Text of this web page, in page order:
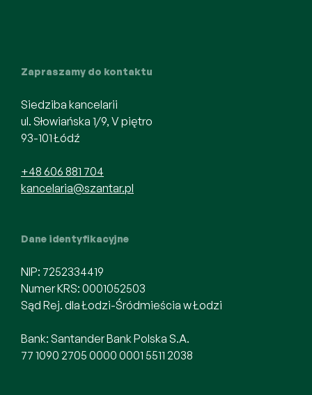
Zapraszamy do kontaktu
Siedziba kancelarii
ul. Słowiańska 1/9, V piętro
93-101 Łódź
+48 606 881 704
kancelaria@szantar.pl
Dane identyfikacyjne
NIP: 7252334419
Numer KRS: 0001052503
Sąd Rej. dla Łodzi-Śródmieścia w Łodzi
Bank: Santander Bank Polska S.A.
77 1090 2705 0000 0001 5511 2038